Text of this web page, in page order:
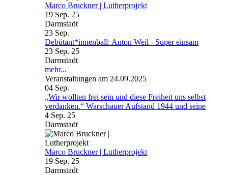
Marco Bruckner | Lutherprojekt
19 Sep. 25
Darmstadt
23 Sep.
Debütant*innenball: Anton Weil - Super einsam
23 Sep. 25
Darmstadt
mehr...
Veranstaltungen am 24.09.2025
04 Sep.
„Wir wollten frei sein und diese Freiheit uns selbst
verdanken.“ Warschauer Aufstand 1944 und seine
4 Sep. 25
Darmstadt
Marco Bruckner | Lutherprojekt
19 Sep. 25
Darmstadt